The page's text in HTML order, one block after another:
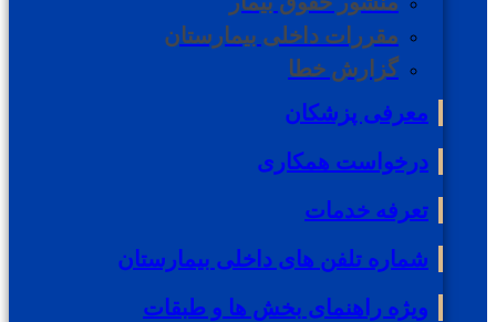
مقررات داخلی بیمارستان
گزارش خطا
معرفی پزشکان
درخواست همکاری
تعرفه خدمات
شماره تلفن های داخلی بیمارستان
ویژه راهنمای بخش ها و طبقات